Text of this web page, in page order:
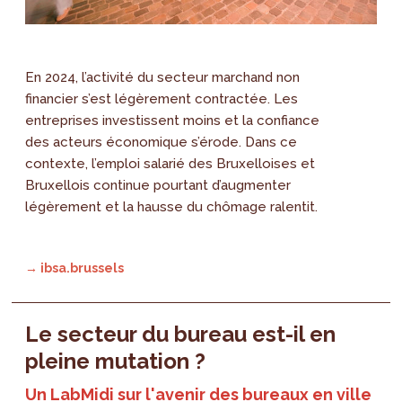
En 2024, l’activité du secteur marchand non
financier s’est légèrement contractée. Les
entreprises investissent moins et la confiance
des acteurs économique s’érode. Dans ce
contexte, l’emploi salarié des Bruxelloises et
Bruxellois continue pourtant d’augmenter
légèrement et la hausse du chômage ralentit.
→ ibsa.brussels
Le secteur du bureau est-il en
pleine mutation ?
Un LabMidi sur l'avenir des bureaux en ville